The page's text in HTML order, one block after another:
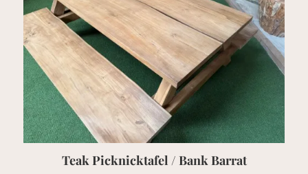
Teak Picknicktafel / Bank Barrat